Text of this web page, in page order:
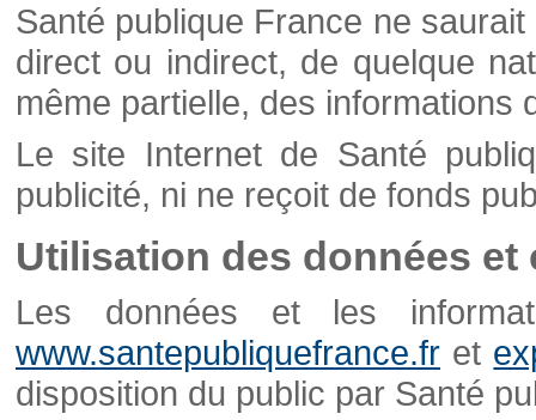
Santé publique France ne
direct ou indirect, de quelque
même partielle, des informations
Le site Internet de Santé
publicité, ni ne reçoit de fonds
Utilisation des données et
Les données et les
www.santepubliquefrance.fr et
disposition du public par Santé